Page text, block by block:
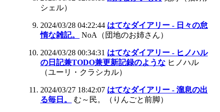
シェル）
2024/03/28 04:22:44 はてなダイアリー - 日々の怠
惰な雑記。
NoA（団地のお姉さん）
2024/03/28 00:34:31 はてなダイアリー - ヒノハル
の日記兼TODO兼更新記録のような ヒノハル
（ユーリ・クラシカル）
2024/03/27 18:42:07 はてなダイアリー - 溜息の出
る毎日。
む～民。（りんごと前脚）